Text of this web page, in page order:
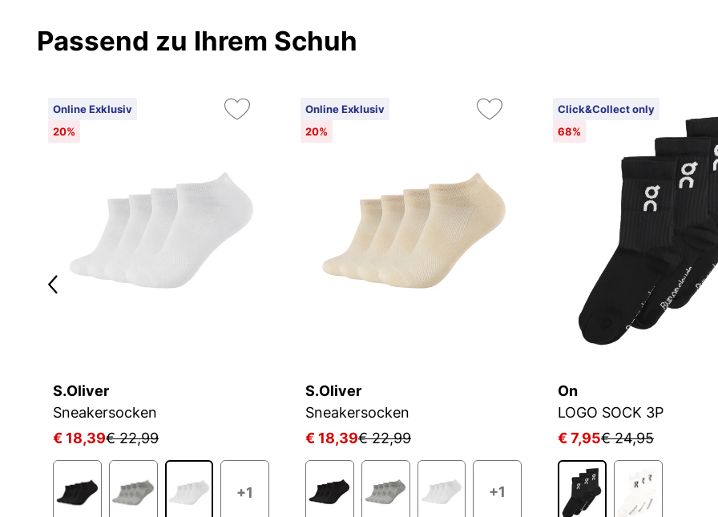
Passend zu Ihrem Schuh
Online Exklusiv
20%
S.Oliver
Sneakersocken
€ 18,39€ 22,99
+1
Online Exklusiv
20%
S.Oliver
Sneakersocken
€ 18,39€ 22,99
+1
Click&Collect only
68%
On
LOGO SOCK 3P
€ 7,95€ 24,95